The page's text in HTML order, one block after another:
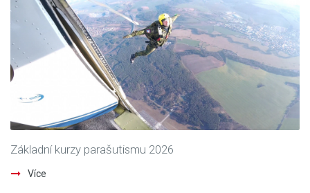
Základní kurzy parašutismu 2026
Více